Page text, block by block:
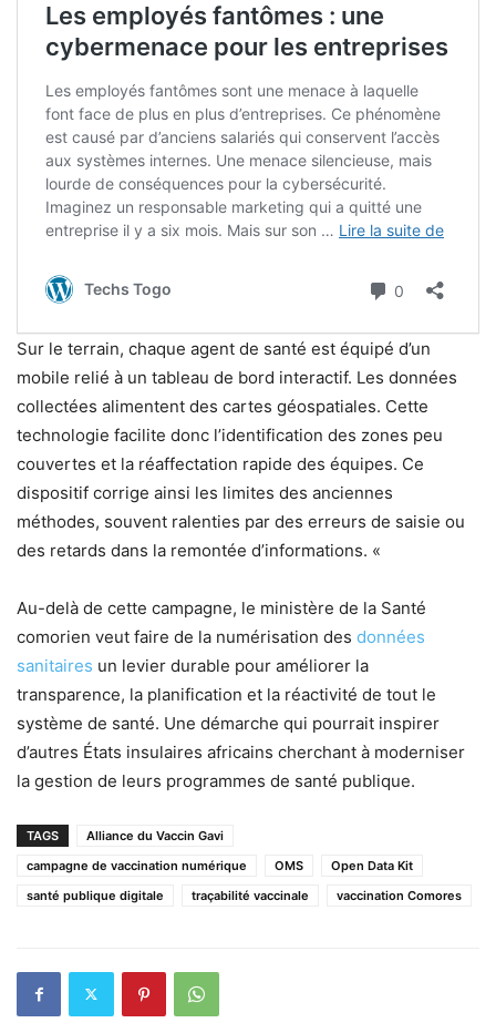
Sur le terrain, chaque agent de santé est équipé d’un
mobile relié à un tableau de bord interactif. Les données
collectées alimentent des cartes géospatiales. Cette
technologie facilite donc l’identification des zones peu
couvertes et la réaffectation rapide des équipes. Ce
dispositif corrige ainsi les limites des anciennes
méthodes, souvent ralenties par des erreurs de saisie ou
des retards dans la remontée d’informations. «
Au-delà de cette campagne, le ministère de la Santé
comorien veut faire de la numérisation des données
sanitaires un levier durable pour améliorer la
transparence, la planification et la réactivité de tout le
système de santé. Une démarche qui pourrait inspirer
d’autres États insulaires africains cherchant à moderniser
la gestion de leurs programmes de santé publique.
TAGS
Alliance du Vaccin Gavi
campagne de vaccination numérique
OMS
Open Data Kit
santé publique digitale
traçabilité vaccinale vaccination Comores